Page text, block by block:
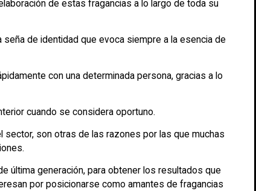
de estas fragancias a lo largo de toda su
de identidad que evoca siempre a la esencia de
con una determinada persona, gracias a lo
cuando se considera oportuno.
son otras de las razones por las que muchas
última generación, para obtener los resultados que
por posicionarse como amantes de fragancias